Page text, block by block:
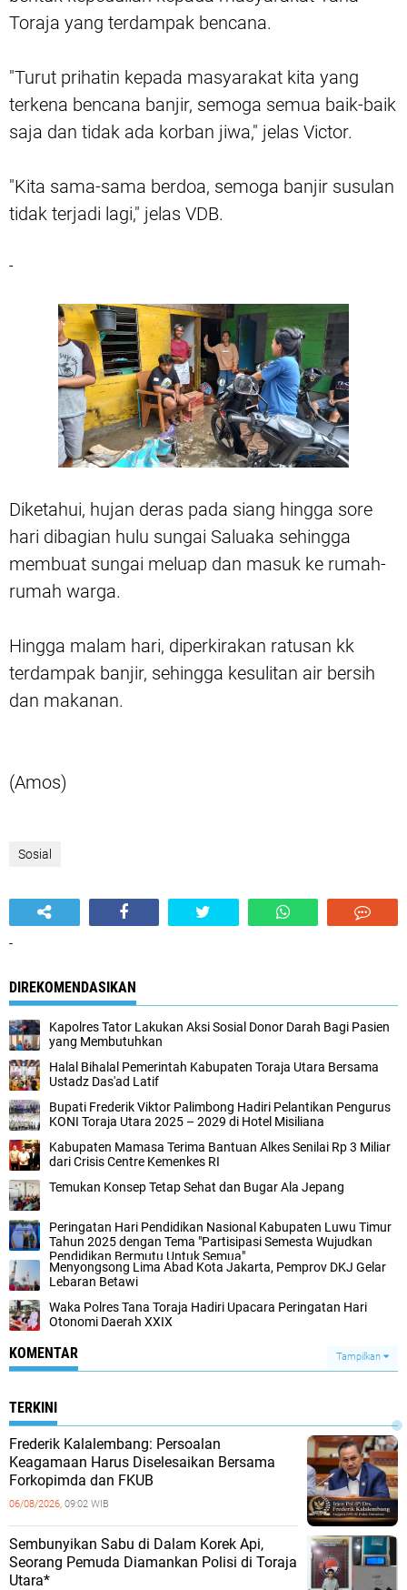
Toraja yang terdampak bencana.
"Turut prihatin kepada masyarakat kita yang
terkena bencana banjir, semoga semua baik-baik
saja dan tidak ada korban jiwa," jelas Victor.
"Kita sama-sama berdoa, semoga banjir susulan
tidak terjadi lagi," jelas VDB.
-
Diketahui, hujan deras pada siang hingga sore
hari dibagian hulu sungai Saluaka sehingga
membuat sungai meluap dan masuk ke rumah-
rumah warga.
Hingga malam hari, diperkirakan ratusan kk
terdampak banjir, sehingga kesulitan air bersih
dan makanan.
(Amos)
Sosial
-
DIREKOMENDASIKAN
Kapolres Tator Lakukan Aksi Sosial Donor Darah Bagi Pasien
yang Membutuhkan
Halal Bihalal Pemerintah Kabupaten Toraja Utara Bersama
Ustadz Das'ad Latif
Bupati Frederik Viktor Palimbong Hadiri Pelantikan Pengurus
KONI Toraja Utara 2025 – 2029 di Hotel Misiliana
Kabupaten Mamasa Terima Bantuan Alkes Senilai Rp 3 Miliar
dari Crisis Centre Kemenkes RI
Temukan Konsep Tetap Sehat dan Bugar Ala Jepang
Peringatan Hari Pendidikan Nasional Kabupaten Luwu Timur
Tahun 2025 dengan Tema "Partisipasi Semesta Wujudkan
Pendidikan Bermutu Untuk Semua"
Menyongsong Lima Abad Kota Jakarta, Pemprov DKJ Gelar
Lebaran Betawi
Waka Polres Tana Toraja Hadiri Upacara Peringatan Hari
Otonomi Daerah XXIX
KOMENTAR Tampilkan
TERKINI
Frederik Kalalembang: Persoalan
Keagamaan Harus Diselesaikan Bersama
Forkopimda dan FKUB
06/08/2026, 09:02 WIB
Sembunyikan Sabu di Dalam Korek Api,
Seorang Pemuda Diamankan Polisi di Toraja
Utara*